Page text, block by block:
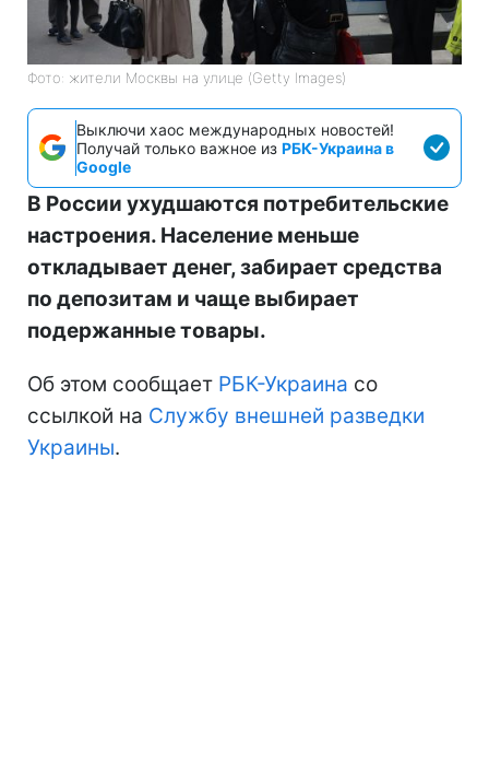
Фото: жители Москвы на улице (Getty Images)
Выключи хаос международных новостей!
Получай только важное из РБК-Украина в
Google
В России ухудшаются потребительские
настроения. Население меньше
откладывает денег, забирает средства
по депозитам и чаще выбирает
подержанные товары.
Об этом сообщает РБК-Украина со
ссылкой на Службу внешней разведки
Украины.